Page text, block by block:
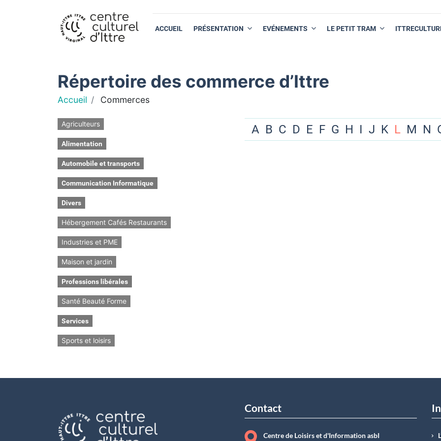
ACCUEIL PRÉSENTATION EVÉNEMENTS LE PETIT TRAM
Répertoire des commerce d’Ittre
Accueil Commerces
Agriculteurs
Alimentation
Automobile et transports
Communication Informatique
Divers
Hébergement Cafés Restaurants
Industries et PME
Maison et jardin
Professions libérales
Santé Beauté Forme
Services
Sports et loisirs
A B C D E F G H I J K L M N
Contact
Centre de Loisirs et d'Information asbI